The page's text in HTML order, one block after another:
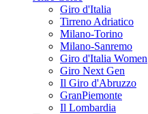
Giro d'Italia
Tirreno Adriatico
Milano-Torino
Milano-Sanremo
Giro d'Italia Women
Giro Next Gen
Il Giro d'Abruzzo
GranPiemonte
Il Lombardia